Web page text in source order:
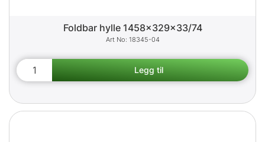
Foldbar hylle 1458x329x33/74
18345-04